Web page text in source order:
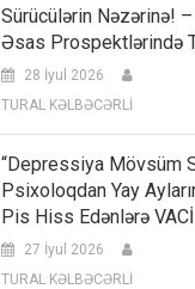
Sürücülərin Nəzərinə! –
Əsas Prospektlərində
28 İyul 2026
TURAL KƏLBƏCƏRLİ
“Depressiya Mövsüm
Psixoloqdan Yay
Pis Hiss Edənlərə
27 İyul 2026
TURAL KƏLBƏCƏRLİ